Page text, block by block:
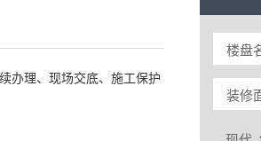
办理、现场交底、施工保护